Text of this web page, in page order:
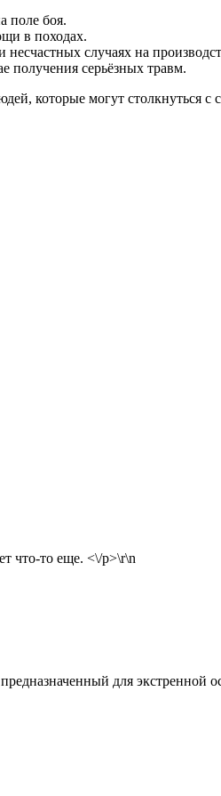
поле боя.
в походах.
случаях на
получения серьёзных травм.
которые могут столкнуться
что-то еще. <\/p>\r\n
для экстренной